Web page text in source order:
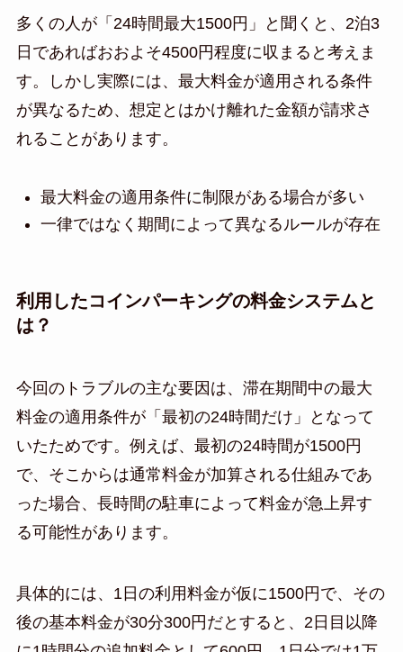
多くの人が「24時間最大1500円」と聞くと、2泊3
日であればおおよそ4500円程度に収まると考えま
す。しかし実際には、最大料金が適用される条件
が異なるため、想定とはかけ離れた金額が請求さ
れることがあります。
最大料金の適用条件に制限がある場合が多い
一律ではなく期間によって異なるルールが存在
利用したコインパーキングの料金システムと
は？
今回のトラブルの主な要因は、滞在期間中の最大
料金の適用条件が「最初の24時間だけ」となって
いたためです。例えば、最初の24時間が1500円
で、そこからは通常料金が加算される仕組みであ
った場合、長時間の駐車によって料金が急上昇す
る可能性があります。
具体的には、1日の利用料金が仮に1500円で、その
後の基本料金が30分300円だとすると、2日目以降